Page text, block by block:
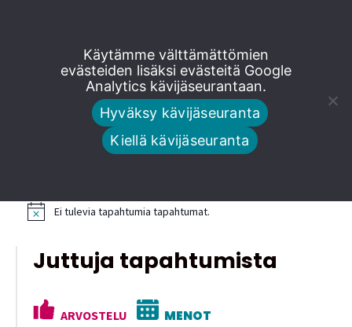
suoraan
Tapahtumat
N
Ei tulevia tapahtumia tapahtumat.
Juttuja tapahtumista
ARVOSTELU MENOT
Käytämme välttämättömien
evästeiden lisäksi evästeitä Google
Analytics kävijäseurantaan.
Hyväksy kävijäseuranta
Kiellä kävijäseuranta